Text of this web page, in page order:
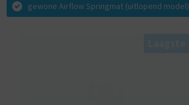
gewone Airflow Springmat (uitlopend model)